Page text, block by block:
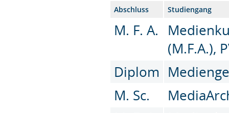
Abschluss Studiengang
M. F. A.
(M.F.A.),
Diplom
M. Sc.